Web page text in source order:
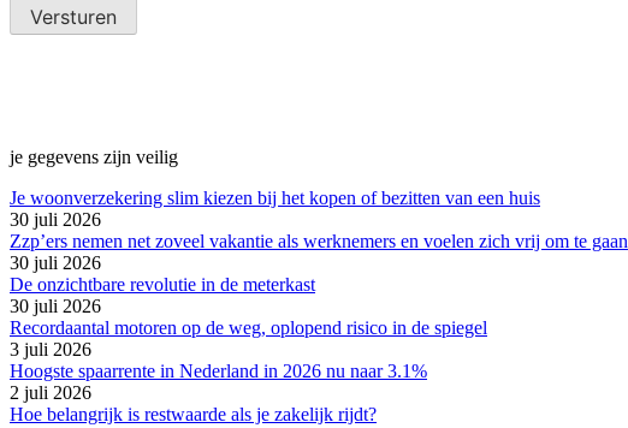
je gegevens zijn veilig
Je woonverzekering slim kiezen bij het kopen of bezitten van een huis
30 juli 2026
Zzp’ers nemen net zoveel vakantie als werknemers en voelen zich vrij om te gaan
30 juli 2026
De onzichtbare revolutie in de meterkast
30 juli 2026
Recordaantal motoren op de weg, oplopend risico in de spiegel
3 juli 2026
Hoogste spaarrente in Nederland in 2026 nu naar 3.1%
2 juli 2026
Hoe belangrijk is restwaarde als je zakelijk rijdt?